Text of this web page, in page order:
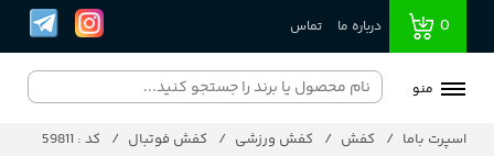
0 درباره ما تماس
منو
اسپرت باما کفش کفش ورزشی کفش فوتبال کد : 59811